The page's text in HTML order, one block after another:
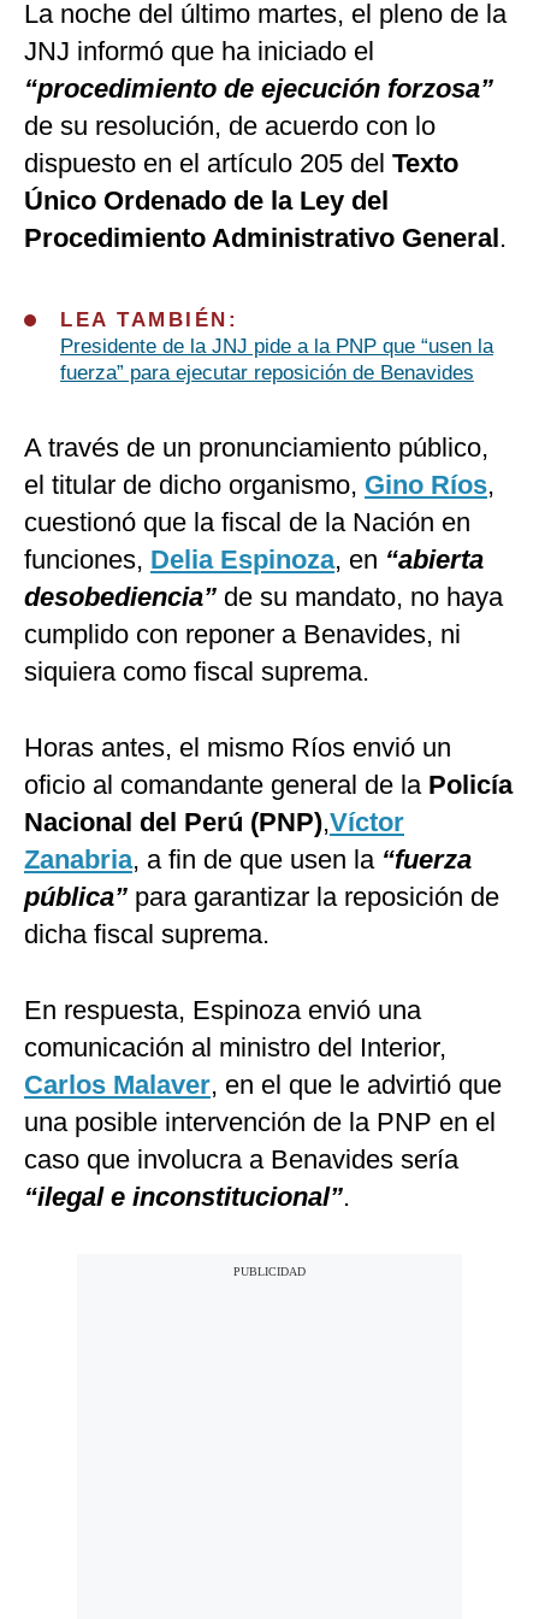
La noche del último martes, el pleno de la
JNJ informó que ha iniciado el
“procedimiento de ejecución forzosa”
de su resolución, de acuerdo con lo
dispuesto en el artículo 205 del Texto
Único Ordenado de la Ley del
Procedimiento Administrativo General.
LEA TAMBIÉN:
Presidente de la JNJ pide a la PNP que “usen la
fuerza” para ejecutar reposición de Benavides
A través de un pronunciamiento público,
el titular de dicho organismo, Gino Ríos,
cuestionó que la fiscal de la Nación en
funciones, Delia Espinoza, en “abierta
desobediencia” de su mandato, no haya
cumplido con reponer a Benavides, ni
siquiera como fiscal suprema.
Horas antes, el mismo Ríos envió un
oficio al comandante general de la Policía
Nacional del Perú (PNP),Víctor
Zanabria, a fin de que usen la “fuerza
pública” para garantizar la reposición de
dicha fiscal suprema.
En respuesta, Espinoza envió una
comunicación al ministro del Interior,
Carlos Malaver, en el que le advirtió que
una posible intervención de la PNP en el
caso que involucra a Benavides sería
“ilegal e inconstitucional”.